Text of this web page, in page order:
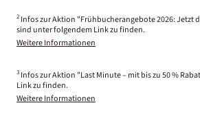
2 Infos zur Aktion "Frühbucherangebote 2026: Jetzt
sind unter folgendem Link zu finden.
Weitere Informationen
3 Infos zur Aktion "Last Minute – mit bis zu 50 %
Link zu finden.
Weitere Informationen